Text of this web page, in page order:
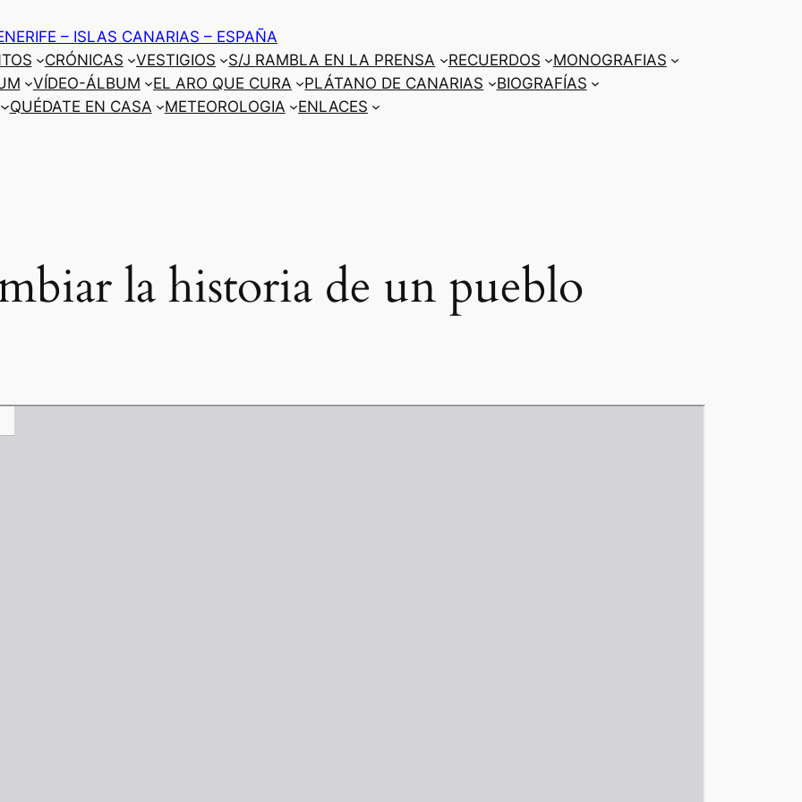
– ISLAS CANARIAS – ESPAÑA
CRÓNICAS VESTIGIOS S/J RAMBLA EN LA PRENSA RECUERDOS
MONOGRAFIAS
VÍDEO-ÁLBUM EL ARO QUE CURA PLÁTANO DE CANARIAS
BIOGRAFÍAS
QUÉDATE EN CASA METEOROLOGIA ENLACES
la historia de un pueblo